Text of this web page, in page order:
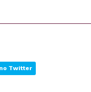
Twitter